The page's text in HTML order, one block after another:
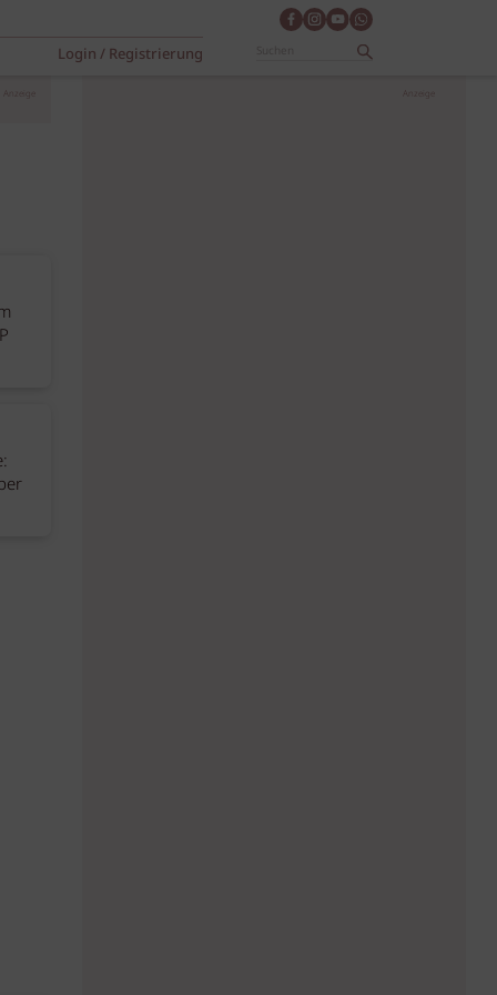
Login / Registrierung
Anzeige Anzeige